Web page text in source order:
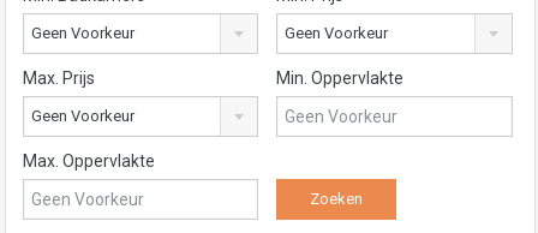
Geen Voorkeur Geen Voorkeur
Max. Prijs
Geen Voorkeur
Min. Oppervlakte
Max. Oppervlakte